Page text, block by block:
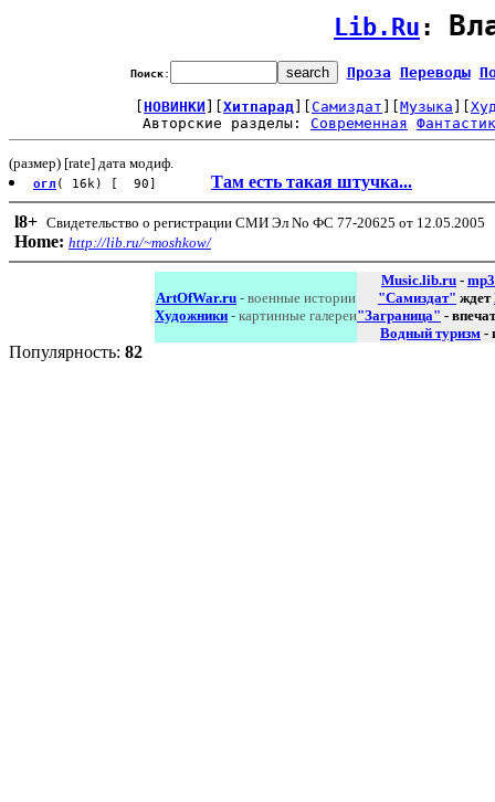
Lib.Ru :
Поиск: Проза Переводы
НОВИНКИ Хитпарад Самиздат Музыка
Авторские разделы: Современная
(размер) [rate] дата модиф.
огл ( 16k) [ 90] Там есть такая штучка...
l8+ Свидетельство о регистрации СМИ Эл No ФС 77-20625 от 12.05.2005
Home: http://lib.ru/~moshkow/
ArtOfWar.ru - военные истории
Художники - картинные галереи
Music.lib.ru - mp3
"Самиздат" ждет
"Заграница" -
Водный туризм -
Популярность: 82